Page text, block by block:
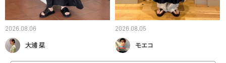
2026.08.06
大浦 栞
2026.08.05
モエコ